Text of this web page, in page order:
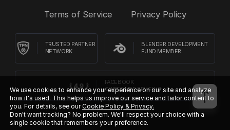
Terms of Service Privacy Policy
TRUSTED PARTNER
NETWORK
BLENDER DEVELOPMENT
FUND MEMBER
FACEBOOK
CUSTOMER REVIEWS
We use cookies to enhance your experience on our site and analyze
how it's used. This helps us improve our service and tailor content to
you. For details, see ourCookie Policy & Privacy.
Don't want tracking? No problem. We'll respect your choice with a
single cookie that remembers your preference.